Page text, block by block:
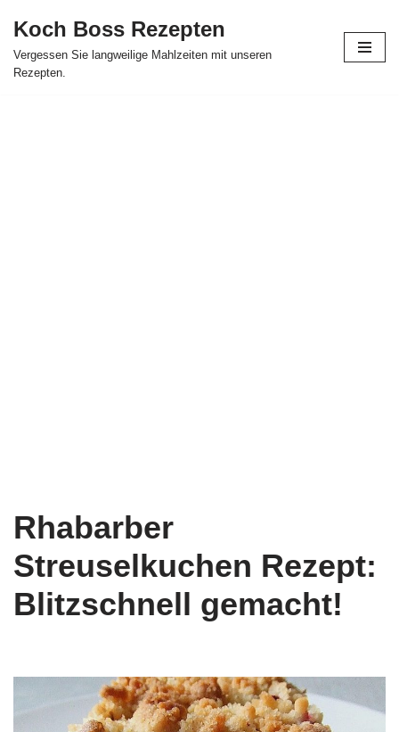
Skip
to
Koch Boss Rezepten
Vergessen Sie langweilige Mahlzeiten mit unseren
Rezepten.
Rhabarber
Streuselkuchen Rezept:
Blitzschnell gemacht!